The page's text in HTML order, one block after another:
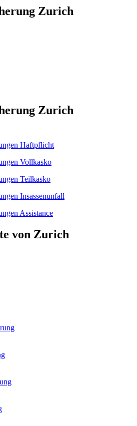
Zurich
Zurich
Haftpflicht
Vollkasko
Teilkasko
Insassenunfall
Assistance
von Zurich